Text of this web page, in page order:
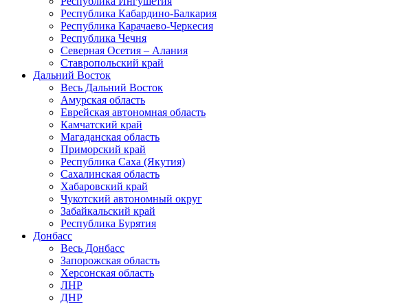
Республика Кабардино-Балкария
Республика Карачаево-Черкесия
Республика Чечня
Северная Осетия – Алания
Ставропольский край
Дальний Восток
Весь Дальний Восток
Амурская область
Еврейская автономная область
Камчатский край
Магаданская область
Приморский край
Республика Саха (Якутия)
Сахалинская область
Хабаровский край
Чукотский автономный округ
Забайкальский край
Республика Бурятия
Донбасс
Весь Донбасс
Запорожская область
Херсонская область
ЛНР
ДНР